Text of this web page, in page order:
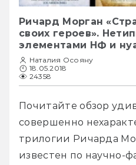
Ричард Морган
своих героев».
элементами НФ и
Наталия Осояну
18.05.2018
24358
Почитайте обзор
совершенно
трилогии Ричарда
известен по научно-